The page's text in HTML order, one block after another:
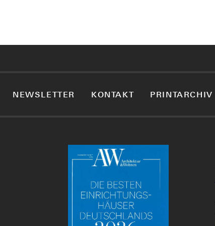
NEWSLETTER KONTAKT PRINTARCHIV